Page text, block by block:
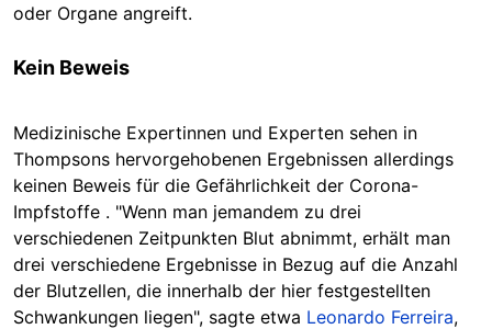
oder Organe angreift.
Kein Beweis
Medizinische Expertinnen und Experten sehen in
Thompsons hervorgehobenen Ergebnissen allerdings
keinen Beweis für die Gefährlichkeit der Corona-
Impfstoffe . "Wenn man jemandem zu drei
verschiedenen Zeitpunkten Blut abnimmt, erhält man
drei verschiedene Ergebnisse in Bezug auf die Anzahl
der Blutzellen, die innerhalb der hier festgestellten
Schwankungen liegen", sagte etwa Leonardo Ferreira,